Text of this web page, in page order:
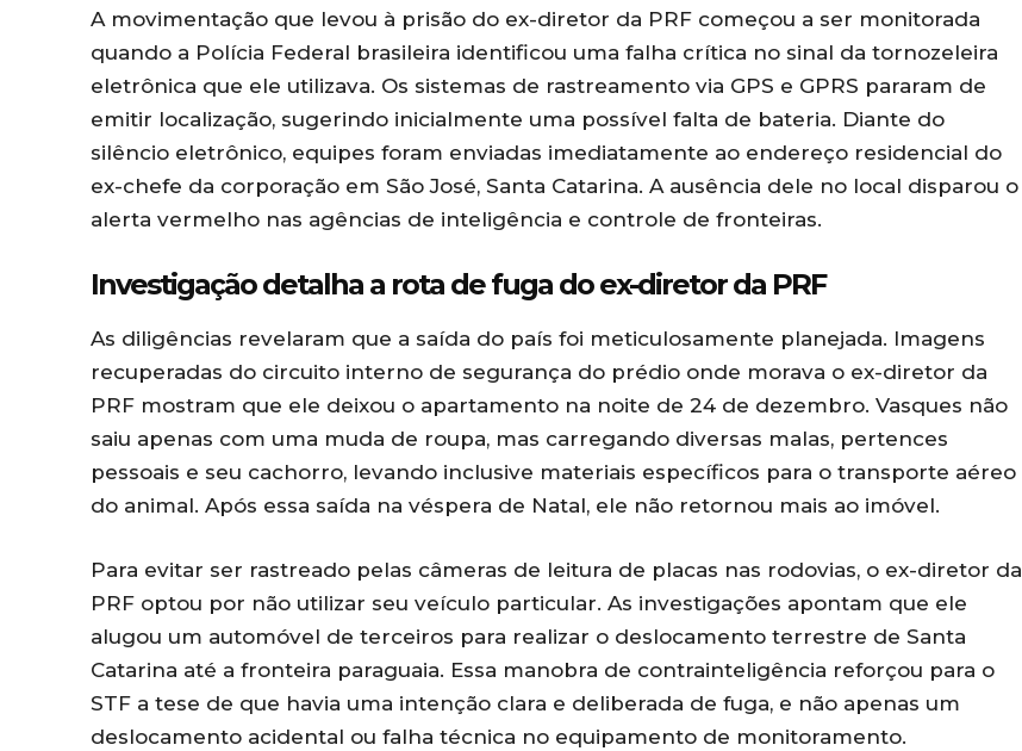
A movimentação que levou à prisão do ex-diretor da PRF começou a ser monitorada
quando a Polícia Federal brasileira identificou uma falha crítica no sinal da tornozeleira
eletrônica que ele utilizava. Os sistemas de rastreamento via GPS e GPRS pararam de
emitir localização, sugerindo inicialmente uma possível falta de bateria. Diante do
silêncio eletrônico, equipes foram enviadas imediatamente ao endereço residencial do
ex-chefe da corporação em São José, Santa Catarina. A ausência dele no local disparou o
alerta vermelho nas agências de inteligência e controle de fronteiras.
Investigação detalha a rota de fuga do ex-diretor da PRF
As diligências revelaram que a saída do país foi meticulosamente planejada. Imagens
recuperadas do circuito interno de segurança do prédio onde morava o ex-diretor da
PRF mostram que ele deixou o apartamento na noite de 24 de dezembro. Vasques não
saiu apenas com uma muda de roupa, mas carregando diversas malas, pertences
pessoais e seu cachorro, levando inclusive materiais específicos para o transporte aéreo
do animal. Após essa saída na véspera de Natal, ele não retornou mais ao imóvel.
Para evitar ser rastreado pelas câmeras de leitura de placas nas rodovias, o ex-diretor da
PRF optou por não utilizar seu veículo particular. As investigações apontam que ele
alugou um automóvel de terceiros para realizar o deslocamento terrestre de Santa
Catarina até a fronteira paraguaia. Essa manobra de contrainteligência reforçou para o
STF a tese de que havia uma intenção clara e deliberada de fuga, e não apenas um
deslocamento acidental ou falha técnica no equipamento de monitoramento.